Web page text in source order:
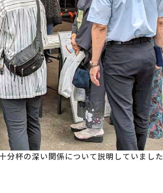
分杯の深い関係について説明していました